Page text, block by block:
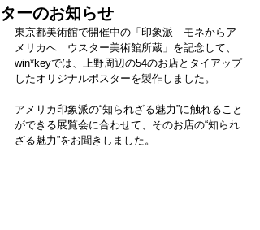
ターのお知らせ
東京都美術館で開催中の「印象派　モネからア
メリカへ　ウスター美術館所蔵」を記念して、
win*keyでは、上野周辺の54のお店とタイアップ
したオリジナルポスターを製作しました。
アメリカ印象派の“知られざる魅力”に触れること
ができる展覧会に合わせて、そのお店の“知られ
ざる魅力”をお聞きしました。